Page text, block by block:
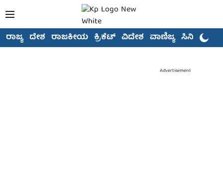
ರಾಜ್ಯ ದೇಶ ರಾಜಕೀಯ ಕ್ರಿಕೆಟ್ ವಿದೇಶ ವಾಣಿಜ್ಯ ಸಿನಿಮಾ
Advertisement